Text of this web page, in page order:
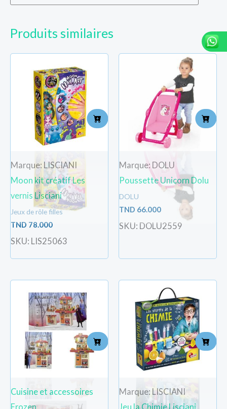
Produits similaires
Marque: LISCIANI
Moon kit créatif Les
vernis Lisciani
Jeux de rôle filles
TND 78.000
SKU: LIS25063
Marque: DOLU
Poussette Unicorn Dolu
DOLU
TND 66.000
SKU: DOLU2559
Cuisine et accessoires
Frozen
Marque: LISCIANI
Jeu la Chimie Lisciani